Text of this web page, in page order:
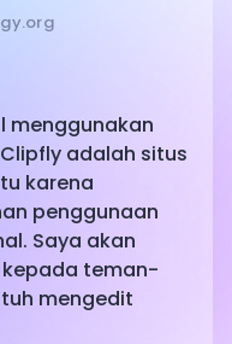
menggunakan
adalah situs
karena
penggunaan
Saya akan
teman-
mengedit